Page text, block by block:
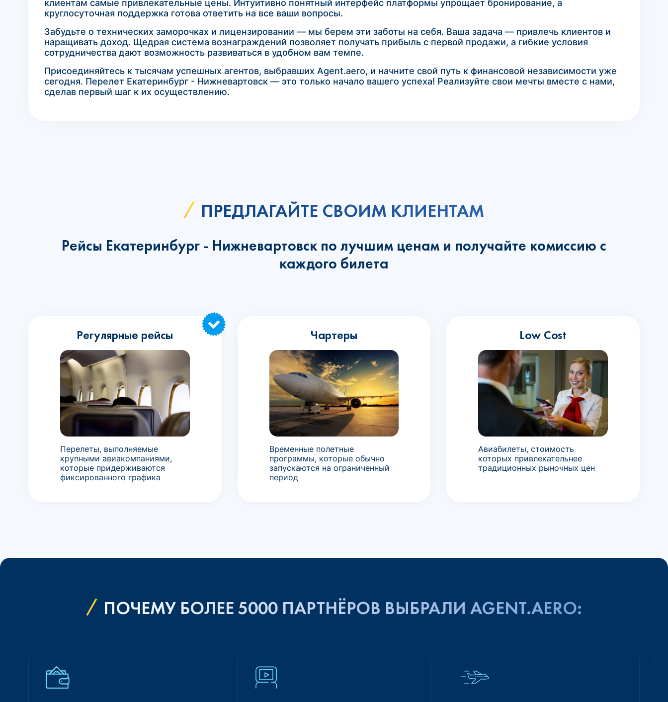
клиентам самые привлекательные цены. Интуитивно понятный интерфейс платформы упрощает бронирование, а
круглосуточная поддержка готова ответить на все ваши вопросы.
Забудьте о технических заморочках и лицензировании — мы берем эти заботы на себя. Ваша задача — привлечь клиентов и
наращивать доход. Щедрая система вознаграждений позволяет получать прибыль с первой продажи, а гибкие условия
сотрудничества дают возможность развиваться в удобном вам темпе.
Присоединяйтесь к тысячам успешных агентов, выбравших Agent.aero, и начните свой путь к финансовой независимости уже
сегодня. Перелет Екатеринбург - Нижневартовск — это только начало вашего успеха! Реализуйте свои мечты вместе с нами,
сделав первый шаг к их осуществлению.
ПРЕДЛАГАЙТЕ СВОИМ КЛИЕНТАМ
Рейсы Екатеринбург - Нижневартовск по лучшим ценам и получайте комиссию с
каждого билета
Регулярные рейсы
Перелеты, выполняемые
крупными авиакомпаниями,
которые придерживаются
фиксированного графика
Чартеры
Временные полетные
программы, которые обычно
запускаются на ограниченный
период
Low Cost
Авиабилеты, стоимость
которых привлекательнее
традиционных рыночных цен
ПОЧЕМУ БОЛЕЕ 5000 ПАРТНЁРОВ ВЫБРАЛИ AGENT.AERO: